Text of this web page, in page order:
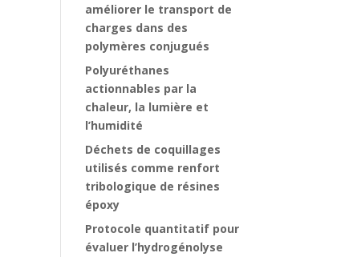
améliorer le transport de
charges dans des
polymères conjugués
Polyuréthanes
actionnables par la
chaleur, la lumière et
l’humidité
Déchets de coquillages
utilisés comme renfort
tribologique de résines
époxy
Protocole quantitatif pour
évaluer l’hydrogénolyse